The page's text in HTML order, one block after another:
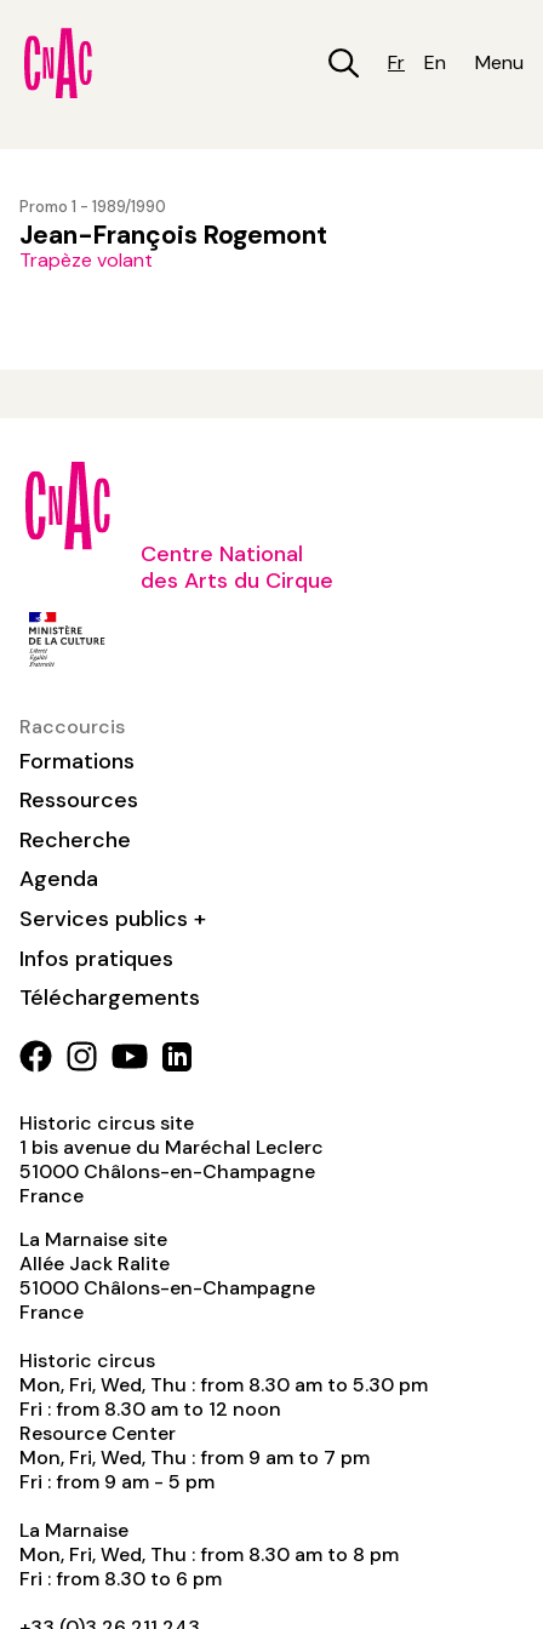
contenu
principal
Fr En Menu
Promo 1 - 1989/1990
Jean-François Rogemont
Trapèze volant
Centre National
des Arts du Cirque
Raccourcis
Formations
Ressources
Recherche
Agenda
Services publics +
Infos pratiques
Téléchargements
Historic circus site
1 bis avenue du Maréchal Leclerc
51000 Châlons-en-Champagne
France
La Marnaise site
Allée Jack Ralite
51000 Châlons-en-Champagne
France
Historic circus
Mon, Fri, Wed, Thu : from 8.30 am to 5.30 pm
Fri : from 8.30 am to 12 noon
Resource Center
Mon, Fri, Wed, Thu : from 9 am to 7 pm
Fri : from 9 am - 5 pm
La Marnaise
Mon, Fri, Wed, Thu : from 8.30 am to 8 pm
Fri : from 8.30 to 6 pm